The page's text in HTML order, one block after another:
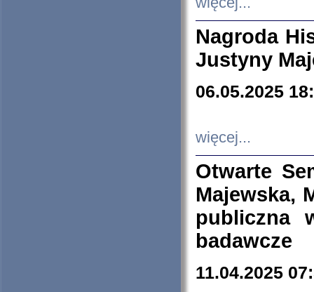
Nagroda
Justyny
06.05.2025
więcej...
Otwarte
Majewska,
publiczna
badawcze
11.04.2025